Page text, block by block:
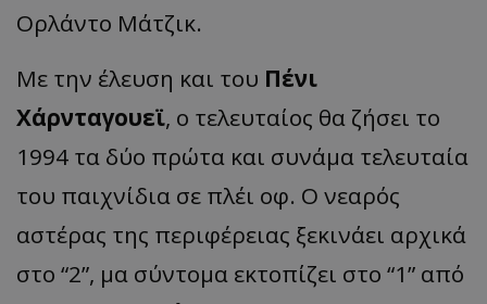
Ορλάντο Μάτζικ.
Με την έλευση και του Πένι
Χάρνταγουεϊ, ο τελευταίος θα ζήσει το
1994 τα δύο πρώτα και συνάμα τελευταία
του παιχνίδια σε πλέι οφ. Ο νεαρός
αστέρας της περιφέρειας ξεκινάει αρχικά
στο “2”, μα σύντομα εκτοπίζει στο “1” από